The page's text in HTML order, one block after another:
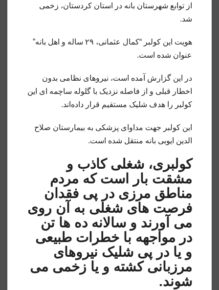
از توابع شهرستان بانه در استان کردستان، زخمی
شد.
هویت این کولبر “کمال عثمانی، ٢٩ ساله و اهل بانه”
عنوان شده است.
در این گزارش آمده است، نیروهای نظامی بدون
اخطار قبلی و از فاصله نزدیک با گلوله ساچمه ای این
کولبر را هدف شلیک مستقیم قرار داده‌اند.
این کولبر جهت مداوای پزشکی به بیمارستان صلاح
الدین ایوبی بانه منتقل شده است.
کولبری، شغلی کاذب و
مشقت بار است که مردم
مناطق مرزی در پی فقدان
فرصت های شغلی به آن روی
می آورند و سالانه ده ها تن
در مواجهه با خطرات طبیعی
و یا در پی شلیک نیروهای
مرزبانی کشته و‌ یا زخمی می
شوند.